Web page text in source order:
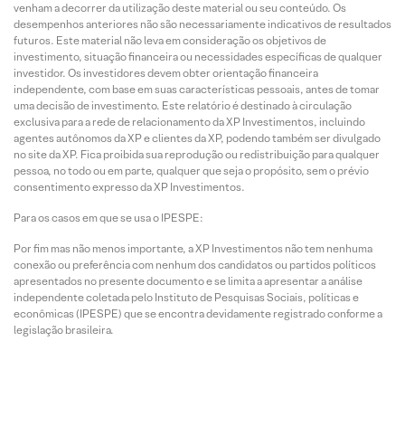
venham a decorrer da utilização deste material ou seu conteúdo. Os
desempenhos anteriores não são necessariamente indicativos de resultados
futuros. Este material não leva em consideração os objetivos de
investimento, situação financeira ou necessidades específicas de qualquer
investidor. Os investidores devem obter orientação financeira
independente, com base em suas características pessoais, antes de tomar
uma decisão de investimento. Este relatório é destinado à circulação
exclusiva para a rede de relacionamento da XP Investimentos, incluindo
agentes autônomos da XP e clientes da XP, podendo também ser divulgado
no site da XP. Fica proibida sua reprodução ou redistribuição para qualquer
pessoa, no todo ou em parte, qualquer que seja o propósito, sem o prévio
consentimento expresso da XP Investimentos.
Para os casos em que se usa o IPESPE:
Por fim mas não menos importante, a XP Investimentos não tem nenhuma
conexão ou preferência com nenhum dos candidatos ou partidos políticos
apresentados no presente documento e se limita a apresentar a análise
independente coletada pelo Instituto de Pesquisas Sociais, políticas e
econômicas (IPESPE) que se encontra devidamente registrado conforme a
legislação brasileira.